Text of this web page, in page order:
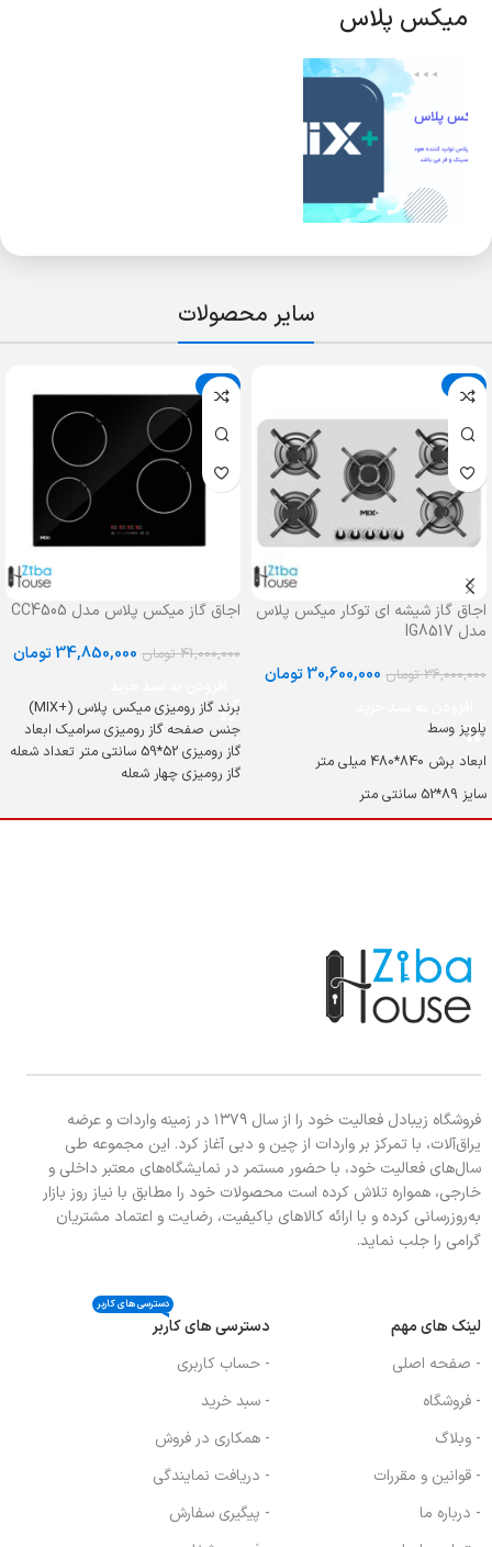
میکس پلاس
سایر محصولات
حراج
اجاق گاز شیشه ای توکار میکس پلاس
مدل IG8517
36,000,000 تومان 30,600,000تومان
پلوپز وسط
ابعاد برش 840*480 میلی متر
سایز 89*52 سانتی متر
بالاترین کیفیت و توان حرارتی سرشعله در
ORIGINAL
ترموکوپل (سیستم ایمنی شعله)
شبکه چدنی لعابدار مات + چدنی وک +
دسته کنترل های مقاوم به حرارت و چند
فندک اتوماتیک دارای برچسب انرژی A
حراج
اجاق گاز میکس پلاس مدل CC4505
41,000,000 تومان 34,850,000تومان
برند گاز رومیزی میکس پلاس (+MIX)
جنس صفحه گاز رومیزی سرامیک ابعاد
گاز رومیزی 52*59 سانتی متر تعداد شعله
گاز رومیزی چهار شعله
فروشگاه زیبادل فعالیت خود را از سال ۱۳۷۹ در زمینه واردات و عرضه
یراق‌آلات، با تمرکز بر واردات از چین و دبی آغاز کرد. این مجموعه طی
سال‌های فعالیت خود، با حضور مستمر در نمایشگاه‌های معتبر داخلی و
خارجی، همواره تلاش کرده است محصولات خود را مطابق با نیاز روز بازار
به‌روزرسانی کرده و با ارائه کالاهای باکیفیت، رضایت و اعتماد مشتریان
گرامی را جلب نماید.
لینک های مهم
- صفحه اصلی
- فروشگاه
- وبلاگ
- قوانین و مقررات
- درباره ما
دسترسی های کاربر
دسترسی های کاربر
- حساب کاربری
- سبد خرید
- همکاری در فروش
- دریافت نمایندگی
- پیگیری سفارش